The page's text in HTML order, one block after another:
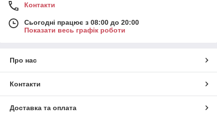
Контакти
Сьогодні працює з 08:00 до 20:00
Показати весь графік роботи
Про нас
Контакти
Доставка та оплата